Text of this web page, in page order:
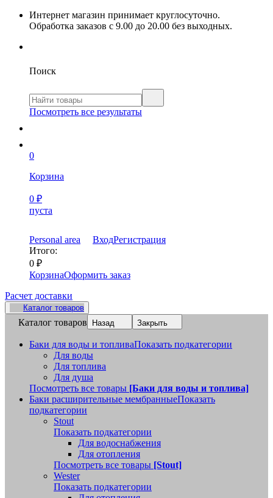
Интернет магазин принимает круглосуточно.
Обработка заказов с 9.00 до 20.00 без выходных.
Поиск
Посмотреть все результаты
0
Корзина
0 ₽
пуста
Personal area ВходРегистрация
Итого:
0 ₽
КорзинаОформить заказ
Расчет доставки
Каталог товаров
Каталог товаров Назад Закрыть
Баки для воды и топливаПоказать подкатегории
Для воды
Для топлива
Для душа
Посмотреть все товары [Баки для воды и топлива]
Баки расширительные мембранныеПоказать
подкатегории
Stout
Показать подкатегории
Для водоснабжения
Для отопления
Посмотреть все товары [Stout]
Wester
Показать подкатегории